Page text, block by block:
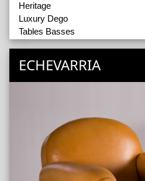
Heritage
Luxury Dego
Tables Basses
Coussins
ECHEVARRIA